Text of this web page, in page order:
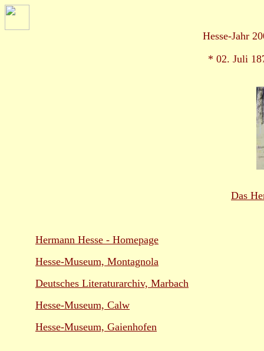
Hesse-Jahr
* 02. Juli
Das
Hermann Hesse - Homepage
Hesse-Museum, Montagnola
Deutsches Literaturarchiv, Marbach
Hesse-Museum, Calw
Hesse-Museum, Gaienhofen